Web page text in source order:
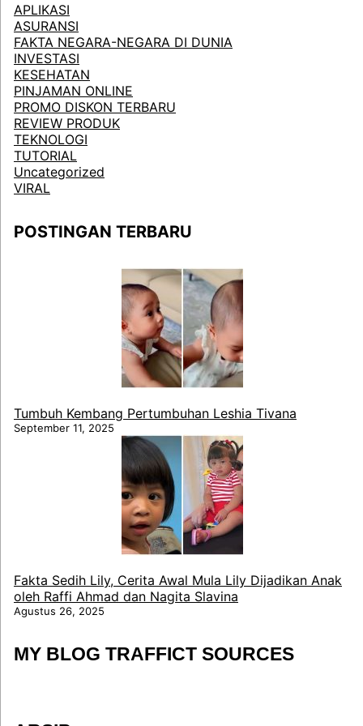
APLIKASI
ASURANSI
FAKTA NEGARA-NEGARA DI DUNIA
INVESTASI
KESEHATAN
PINJAMAN ONLINE
PROMO DISKON TERBARU
REVIEW PRODUK
TEKNOLOGI
TUTORIAL
Uncategorized
VIRAL
POSTINGAN TERBARU
Tumbuh Kembang Pertumbuhan Leshia Tivana
September 11, 2025
Fakta Sedih Lily, Cerita Awal Mula Lily Dijadikan Anak
oleh Raffi Ahmad dan Nagita Slavina
Agustus 26, 2025
MY BLOG TRAFFICT SOURCES